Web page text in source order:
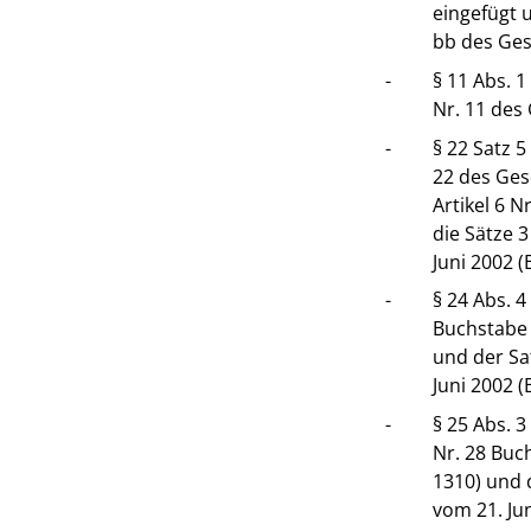
eingefügt
bb des
-
§ 11 Abs.
Nr. 11 des
-
§ 22 Satz
22 des
Artikel 6
die Sätze
Juni 2002
-
§ 24 Abs.
und der
Juni 2002
-
§ 25 Abs.
Nr. 28
1310) und
vom 21.